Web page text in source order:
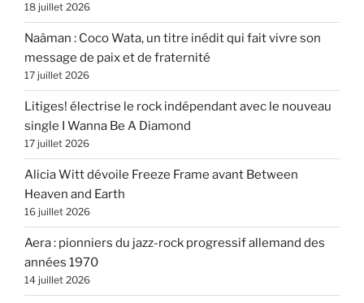
18 juillet 2026
Naâman : Coco Wata, un titre inédit qui fait vivre son
message de paix et de fraternité
17 juillet 2026
Litiges! électrise le rock indépendant avec le nouveau
single I Wanna Be A Diamond
17 juillet 2026
Alicia Witt dévoile Freeze Frame avant Between
Heaven and Earth
16 juillet 2026
Aera : pionniers du jazz-rock progressif allemand des
années 1970
14 juillet 2026